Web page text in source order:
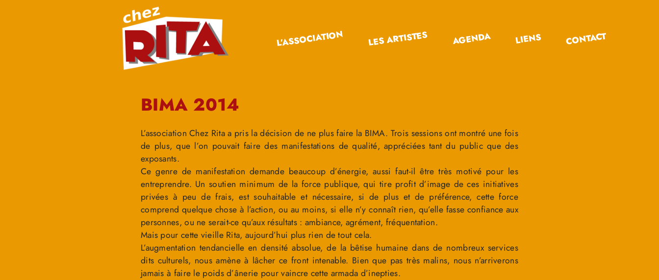
L’ASSOCIATION LES ARTISTES AGENDA LIENS CONTACT
BIMA 2014
L’association Chez Rita a pris la décision de ne plus faire la BIMA. Trois sessions ont montré une fois
de plus, que l’on pouvait faire des manifestations de qualité, appréciées tant du public que des
exposants.
Ce genre de manifestation demande beaucoup d’énergie, aussi faut-il être très motivé pour les
entreprendre. Un soutien minimum de la force publique, qui tire profit d’image de ces initiatives
privées à peu de frais, est souhaitable et nécessaire, si de plus et de préférence, cette force
comprend quelque chose à l’action, ou au moins, si elle n’y connaît rien, qu’elle fasse confiance aux
personnes, ou ne serait-ce qu’aux résultats : ambiance, agrément, fréquentation.
Mais pour cette vieille Rita, aujourd’hui plus rien de tout cela.
L’augmentation tendancielle en densité absolue, de la bêtise humaine dans de nombreux services
dits culturels, nous amène à lâcher ce front intenable. Bien que pas très malins, nous n’arriverons
jamais à faire le poids d’ânerie pour vaincre cette armada d’inepties.